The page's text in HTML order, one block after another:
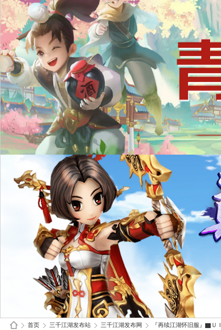
首页 三千江湖发布站 三千江湖发布网 『再续江湖怀旧服』▇Ｕ